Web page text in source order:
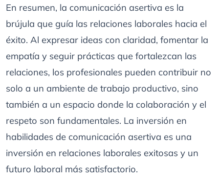
En resumen, la comunicación asertiva es la
brújula que guía las relaciones laborales hacia el
éxito. Al expresar ideas con claridad, fomentar la
empatía y seguir prácticas que fortalezcan las
relaciones, los profesionales pueden contribuir no
solo a un ambiente de trabajo productivo, sino
también a un espacio donde la colaboración y el
respeto son fundamentales. La inversión en
habilidades de comunicación asertiva es una
inversión en relaciones laborales exitosas y un
futuro laboral más satisfactorio.